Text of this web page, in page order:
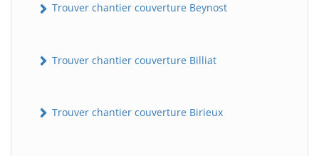
Trouver chantier couverture Beynost
Trouver chantier couverture Billiat
Trouver chantier couverture Birieux